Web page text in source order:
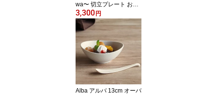
wa〜 切立プレート お皿
おしゃれ 食器 白 ホワイ
ト 生成 ベージュ アイボ
リー ナチュラル 洋食 和
食 ディナー レストラン
丸 ディナー皿 前菜皿 デ
ィナープレート 日本製
クリスマス
3,300 円
Alba アルバ 13cm オーバ